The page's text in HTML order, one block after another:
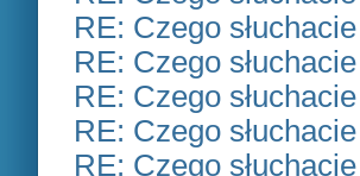
RE: Czego
RE: Czego
RE: Czego
RE: Czego
RE: Czego